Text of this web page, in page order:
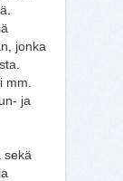
jonka
mm.
ja
sekä